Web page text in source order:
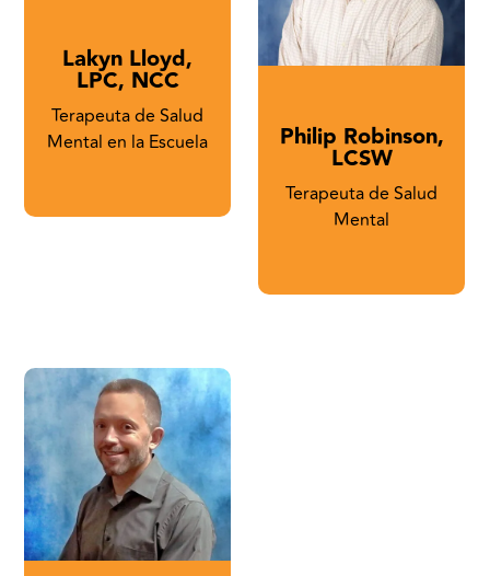
Lakyn Lloyd,
LPC, NCC
Terapeuta de Salud
Mental en la Escuela
Philip Robinson,
LCSW
Terapeuta de Salud
Mental